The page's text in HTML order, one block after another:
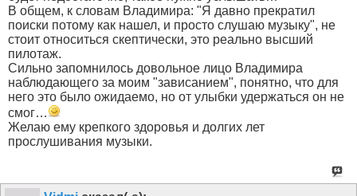
В общем, к словам Владимира: "Я давно прекратил
поиски потому как нашел, и просто слушаю музыку", не
стоит относиться скептически, это реально высший
пилотаж.
Сильно запомнилось довольное лицо Владимира
наблюдающего за моим "зависанием", понятно, что для
него это было ожидаемо, но от улыбки удержаться он не
смог…
Желаю ему крепкого здоровья и долгих лет
прослушивания музыки.